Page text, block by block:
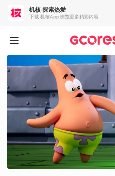
机核-探索热爱
下载 机核App 浏览更多精彩内容